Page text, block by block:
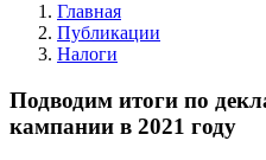
Главная
Публикации
Налоги
Подводим итоги по
кампании в 2021 году